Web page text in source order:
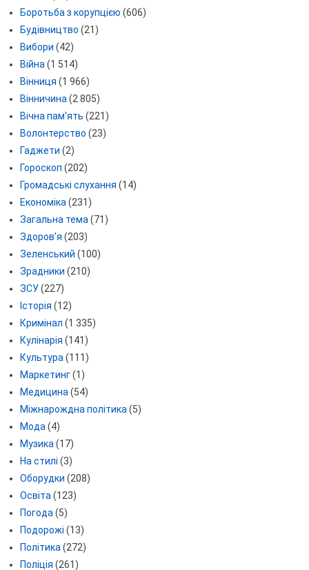
Боротьба з корупцією (606)
Будівництво (21)
Вибори (42)
Війна (1 514)
Вінниця (1 966)
Вінничина (2 805)
Вічна пам'ять (221)
Волонтерство (23)
Гаджети (2)
Гороскоп (202)
Громадські слухання (14)
Економіка (231)
Загальна тема (71)
Здоров'я (203)
Зеленський (100)
Зрадники (210)
ЗСУ(227)
Історія (12)
Кримінал (1 335)
Кулінарія (141)
Культура (111)
Маркетинг(1)
Медицина (54)
Міжнарождна політика (5)
Мода (4)
Музика (17)
На стилі (3)
Оборудки (208)
Освіта (123)
Погода (5)
Подорожі (13)
Політика (272)
Поліція (261)